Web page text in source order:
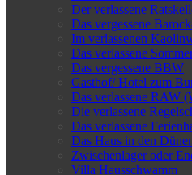
Der verlassene
Das vergessene
Im verlassenen
Das verlassene
Das vergessene BBW
Gasthof/ Hotel zum
Das verlassene RAW
Die verlassene
Das verlassene
Das Haus in den
Zwischenlager oder
Villa Hausschwamm